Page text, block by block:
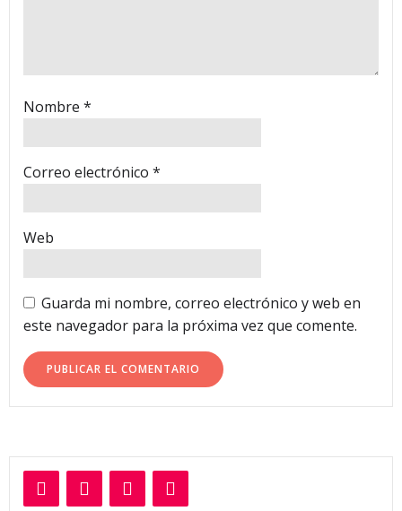
Nombre *
Correo electrónico *
Web
Guarda mi nombre, correo electrónico y web en
este navegador para la próxima vez que comente.